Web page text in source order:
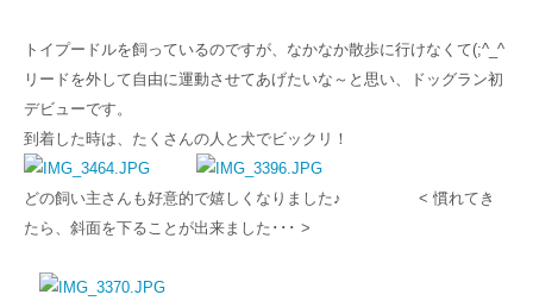
トイプードルを飼っているのですが、なかなか散歩に行けなくて(;^_^
リードを外して自由に運動させてあげたいな～と思い、ドッグラン初
デビューです。
到着した時は、たくさんの人と犬でビックリ！
どの飼い主さんも好意的で嬉しくなりました♪ < 慣れてき
たら、斜面を下ることが出来ました･･･ >